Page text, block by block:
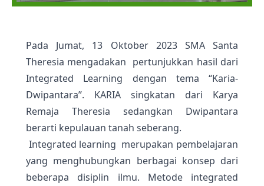
Pada Jumat, 13 Oktober 2023 SMA Santa
Theresia mengadakan pertunjukkan hasil dari
Integrated Learning dengan tema “Karia-
Dwipantara”. KARIA singkatan dari Karya
Remaja Theresia sedangkan Dwipantara
berarti kepulauan tanah seberang.
Integrated learning merupakan pembelajaran
yang menghubungkan berbagai konsep dari
beberapa disiplin ilmu. Metode integrated